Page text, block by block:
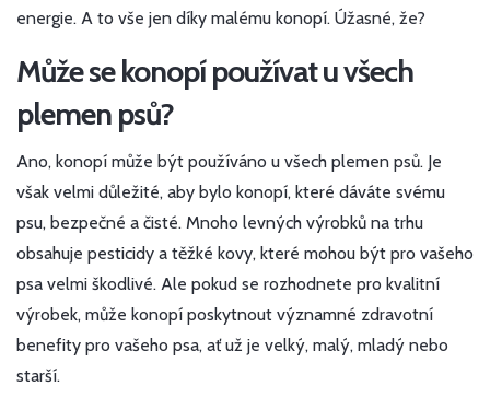
energie. A to vše jen díky malému konopí. Úžasné, že?
Může se konopí používat u všech
plemen psů?
Ano, konopí může být používáno u všech plemen psů. Je
však velmi důležité, aby bylo konopí, které dáváte svému
psu, bezpečné a čisté. Mnoho levných výrobků na trhu
obsahuje pesticidy a těžké kovy, které mohou být pro vašeho
psa velmi škodlivé. Ale pokud se rozhodnete pro kvalitní
výrobek, může konopí poskytnout významné zdravotní
benefity pro vašeho psa, ať už je velký, malý, mladý nebo
starší.